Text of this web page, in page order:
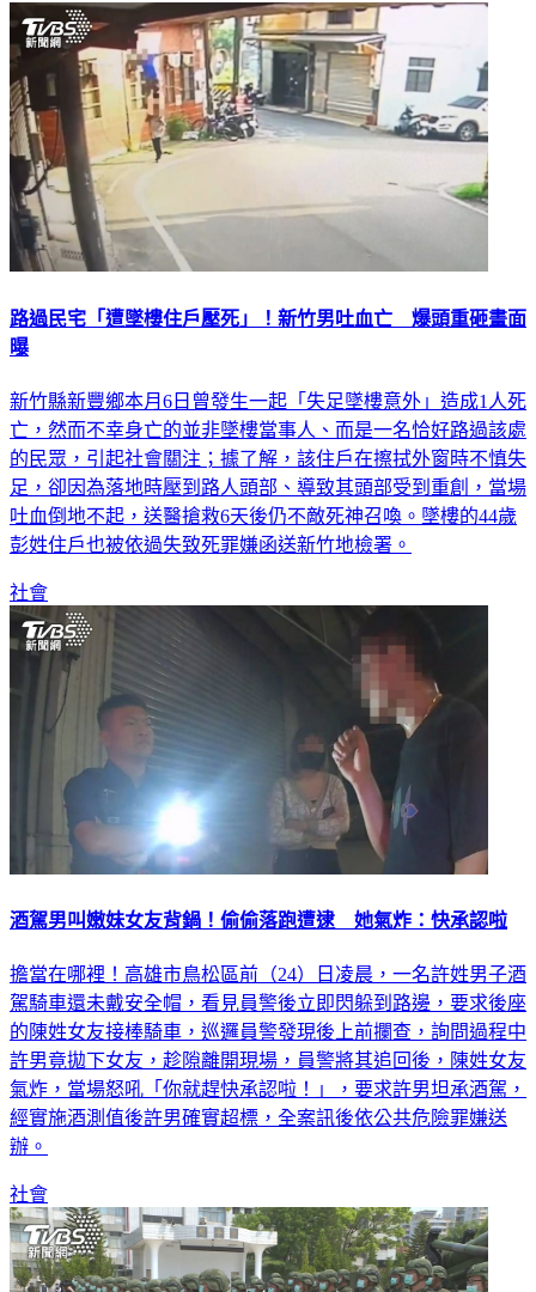
路過民宅「遭墜樓住戶壓死」！新竹男吐血亡 爆頭重砸畫面
曝
新竹縣新豐鄉本月6日曾發生一起「失足墜樓意外」造成1人死
亡，然而不幸身亡的並非墜樓當事人、而是一名恰好路過該處
的民眾，引起社會關注；據了解，該住戶在擦拭外窗時不慎失
足，卻因為落地時壓到路人頭部、導致其頭部受到重創，當場
吐血倒地不起，送醫搶救6天後仍不敵死神召喚。墜樓的44歲
彭姓住戶也被依過失致死罪嫌函送新竹地檢署。
社會
酒駕男叫嫩妹女友背鍋！偷偷落跑遭逮 她氣炸：快承認啦
擔當在哪裡！高雄市鳥松區前（24）日凌晨，一名許姓男子酒
駕騎車還未戴安全帽，看見員警後立即閃躲到路邊，要求後座
的陳姓女友接棒騎車，巡邏員警發現後上前攔查，詢問過程中
許男竟拋下女友，趁隙離開現場，員警將其追回後，陳姓女友
氣炸，當場怒吼「你就趕快承認啦！」，要求許男坦承酒駕，
經實施酒測值後許男確實超標，全案訊後依公共危險罪嫌送
辦。
社會